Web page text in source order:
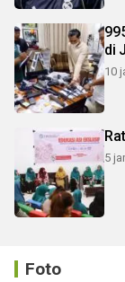
di
10
5
Foto